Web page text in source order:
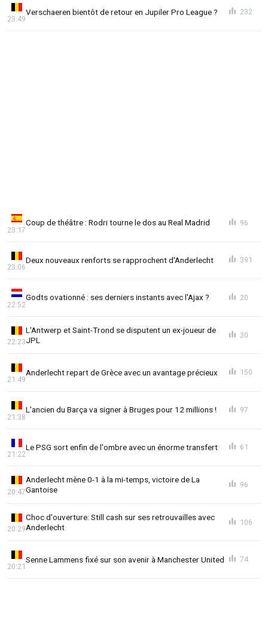
Verschaeren bientôt de retour en Jupiler Pro League ?
23:49
232
Coup de théâtre : Rodri tourne le dos au Real Madrid
23:17
96
Deux nouveaux renforts se rapprochent d'Anderlecht
23:06
391
Godts ovationné : ses derniers instants avec l'Ajax ?
22:52
20
L'Antwerp et Saint-Trond se disputent un ex-joueur de
JPL
22:23
30
Anderlecht repart de Grèce avec un avantage précieux
21:49
150
L'ancien du Barça va signer à Bruges pour 12 millions !
21:38
97
Le PSG sort enfin de l'ombre avec un énorme transfert
21:22
61
Anderlecht mène 0-1 à la mi-temps, victoire de La
Gantoise
20:47
96
Choc d'ouverture: Still cash sur ses retrouvailles avec
Anderlecht
20:29
106
Senne Lammens fixé sur son avenir à Manchester United
20:21
74